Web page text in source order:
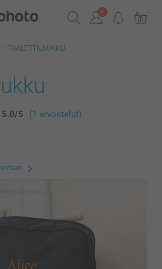
TOALETTILAUKKU
5.0/5 (1 arvostelut)